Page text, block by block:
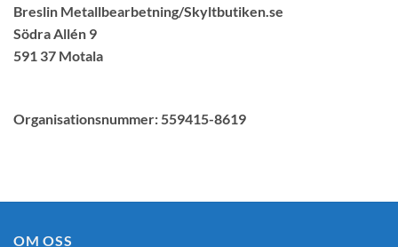
Breslin Metallbearbetning/Skyltbutiken.se
Södra Allén 9
591 37 Motala
Organisationsnummer: 559415-8619
OM OSS